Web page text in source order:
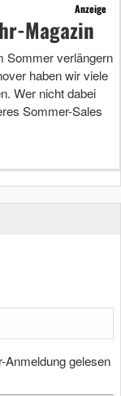
Anzeige
Magazin
Sommer verlängern
haben wir viele
Wer nicht dabei
Sommer-Sales
Anmeldung gelesen